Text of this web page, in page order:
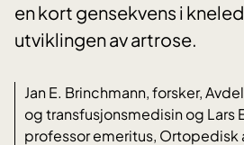
en kort gensekvens i
utviklingen av artrose.
Jan E. Brinchmann, forsker,
og transfusjonsmedisin og Lars
professor emeritus, Ortopedisk